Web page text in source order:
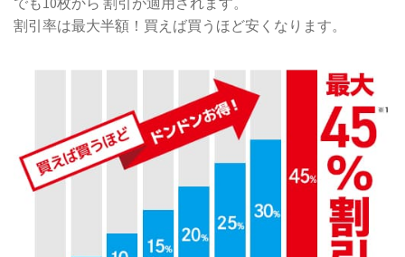
割引率は最大半額！買えば買うほど安くなります。